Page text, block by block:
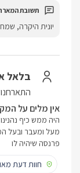
יונית היקרה,
בלאל
אין מלים על
מעל ומעבר ובעל
פרנסה שיהיה לו
חוות דעת